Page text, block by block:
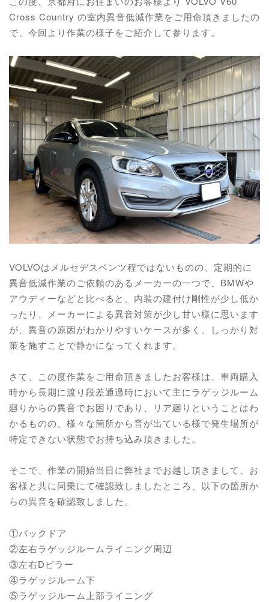
Cross Country の室内異音低減作業をご用命頂きましたの
で、今回より作業の様子をご紹介して参ります。
VOLVOはメルセデスベンツ程ではないものの、定期的に
異音低減作業のご依頼のあるメーカーの一つで、BMWや
アウディーなどと比べると、内装の建付け剛性が少し低か
ったり、メーカーによる異音対策が少し甘い様に思います
が、異音の原因がわかりやすいケースが多く、しっかり対
策を施すことで静かになってくれます。
さて、この度作業をご用命頂きましたお客様は、車両購入
時から長期に渡り段差通過時において主にラゲッジルーム
廻りからの異音でお困りであり、リア廻りということはわ
かるものの、様々な箇所から音が出ている様で発生場所が
特定できない状態でお持ち込み頂きました。
そこで、作業の開始当日に弊社までお越し頂きまして、お
客様と共に同乗にて確認致しましたところ、以下の箇所か
らの異音を確認致しました。
①バックドア
②左右ラゲッジルームライニング周辺
③左右Dピラー
④ラゲッジルーム下
⑤ラゲッジルーム上部ライニング